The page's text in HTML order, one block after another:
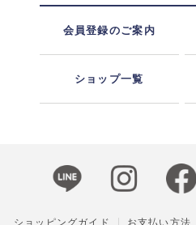
会員登録のご案内
ショップ一覧
ショッピングガイド お支払い方法